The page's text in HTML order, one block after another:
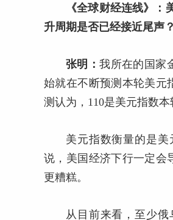
《全球财经连线》
升周期是否已经接近尾声？
张明：我所在的国家
始就在不断预测本轮美元
测认为，110是美元指数
美元指数衡量的是
说，美国经济下行一定会
更糟糕。
从目前来看，至少